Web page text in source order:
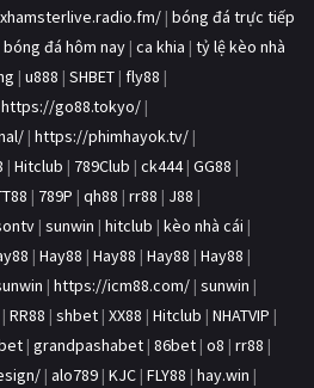
| bóng đá trực tiếp
đá hôm nay | ca khia | tỷ lệ kèo nhà
| u888 | SHBET | fly88 |
https://go88.tokyo/ |
| https://phimhayok.tv/ |
| Hitclub | 789Club | ck444| GG88 |
| 789P | qh88 | rr88 | J88 |
| sunwin | hitclub | kèo nhà cái |
| Hay88 | Hay88 | Hay88 | Hay88 |
| https://icm88.com/ | sunwin |
| RR88 | shbet | XX88 | Hitclub | NHATVIP |
| grandpashabet | 86bet | o8 | rr88 |
| alo789 | KJC | FLY88 | hay.win |